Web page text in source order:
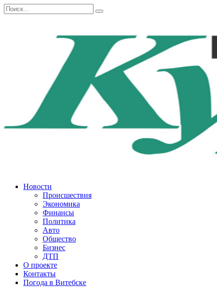
Перейти
к
Search
for:
Новости
Происшествия
Экономика
Финансы
Политика
Авто
Общество
Бизнес
ДТП
О проекте
Контакты
Погода в Витебске